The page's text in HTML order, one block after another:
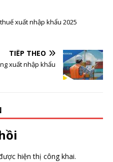
xuất nhập khẩu 2025
TIẾP THEO
xuất nhập khẩu
hiện thị công khai.